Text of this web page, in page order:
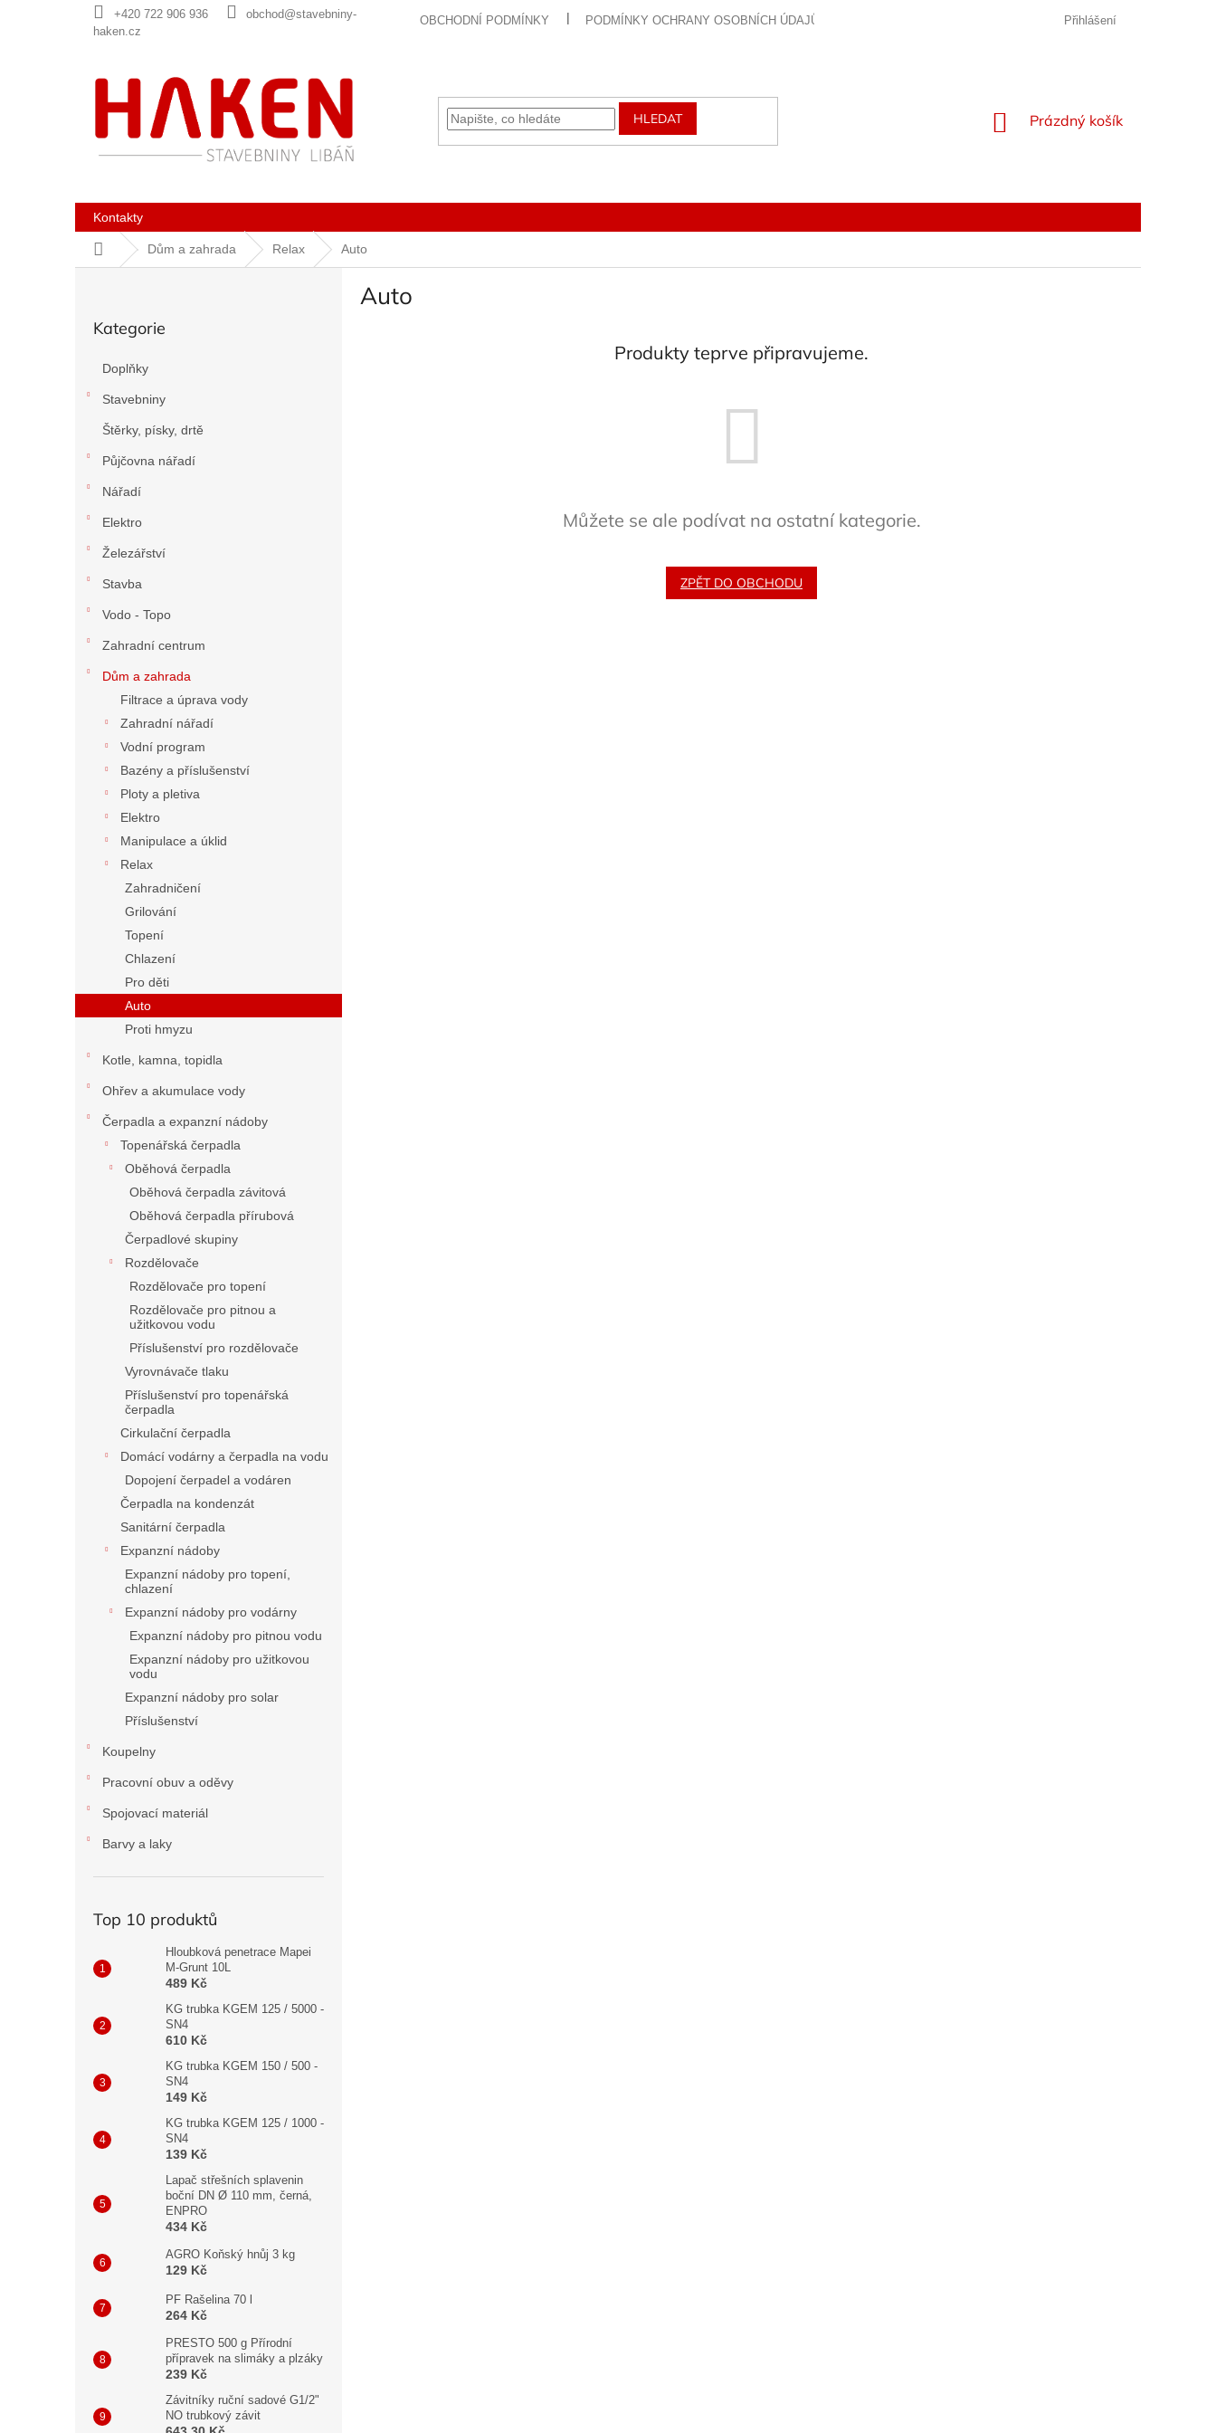
+420 722 906 936
obchod@stavebniny-
haken.cz
OBCHODNÍ PODMÍNKY PODMÍNKY OCHRANY OSOBNÍCH ÚDAJŮ Přihlášení
HLEDAT
NÁKUPNÍ
Prázdný košík
Kontakty
Domů Dům a zahrada Relax Auto
kategorie
Kategorie
Doplňky
Stavebniny
Štěrky, písky, drtě
Půjčovna nářadí
Nářadí
Elektro
Železářství
Stavba
Vodo - Topo
Zahradní centrum
Dům a zahrada
Filtrace a úprava vody
Zahradní nářadí
Vodní program
Bazény a příslušenství
Ploty a pletiva
Elektro
Manipulace a úklid
Relax
Zahradničení
Grilování
Topení
Chlazení
Pro děti
Auto
Proti hmyzu
Kotle, kamna, topidla
Ohřev a akumulace vody
Čerpadla a expanzní nádoby
Topenářská čerpadla
Oběhová čerpadla
Oběhová čerpadla závitová
Oběhová čerpadla přírubová
Čerpadlové skupiny
Rozdělovače
Rozdělovače pro topení
Rozdělovače pro pitnou a
užitkovou vodu
Příslušenství pro rozdělovače
Vyrovnávače tlaku
Příslušenství pro topenářská
čerpadla
Cirkulační čerpadla
Domácí vodárny a čerpadla na vodu
Dopojení čerpadel a vodáren
Čerpadla na kondenzát
Sanitární čerpadla
Expanzní nádoby
Expanzní nádoby pro topení,
chlazení
Expanzní nádoby pro vodárny
Expanzní nádoby pro pitnou vodu
Expanzní nádoby pro užitkovou
vodu
Expanzní nádoby pro solar
Příslušenství
Koupelny
Pracovní obuv a oděvy
Spojovací materiál
Barvy a laky
Top 10 produktů
Hloubková penetrace Mapei
M-Grunt 10L
489 Kč
KG trubka KGEM 125 / 5000 -
SN4
610 Kč
KG trubka KGEM 150 / 500 -
SN4
149 Kč
KG trubka KGEM 125 / 1000 -
SN4
139 Kč
Lapač střešních splavenin
boční DN Ø 110 mm, černá,
ENPRO
434 Kč
AGRO Koňský hnůj 3 kg
129 Kč
PF Rašelina 70 l
264 Kč
PRESTO 500 g Přírodní
přípravek na slimáky a plzáky
239 Kč
Závitníky ruční sadové G1/2"
NO trubkový závit
Auto
Produkty teprve připravujeme.
Můžete se ale podívat na ostatní kategorie.
ZPĚT DO OBCHODU